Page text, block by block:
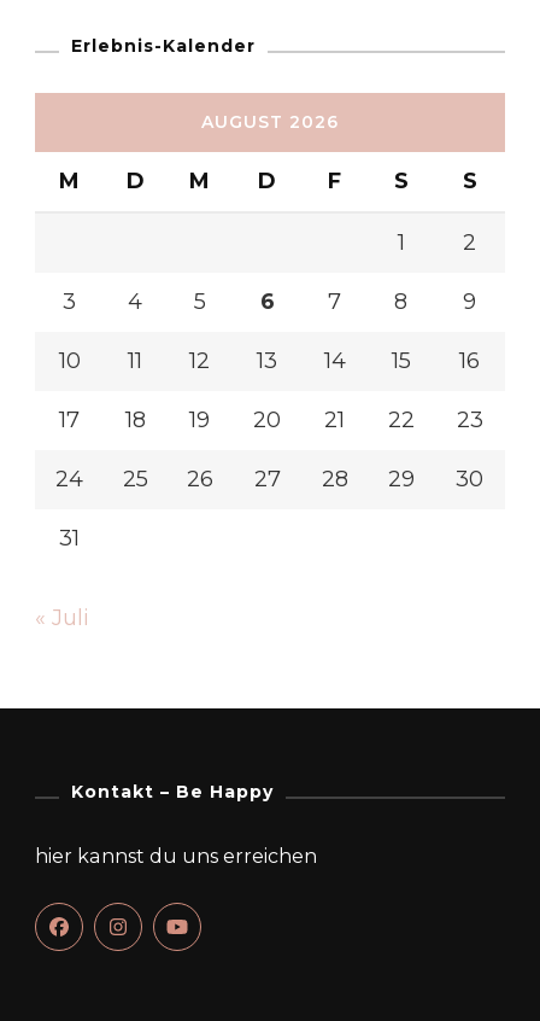
Erlebnis-Kalender
AUGUST 2026
M D M D F S S
1 2
3 4 5 6 7 8 9
10 11 12 13 14 15 16
17 18 19 20 21 22 23
24 25 26 27 28 29 30
31
« Juli
Kontakt – Be Happy
hier kannst du uns erreichen